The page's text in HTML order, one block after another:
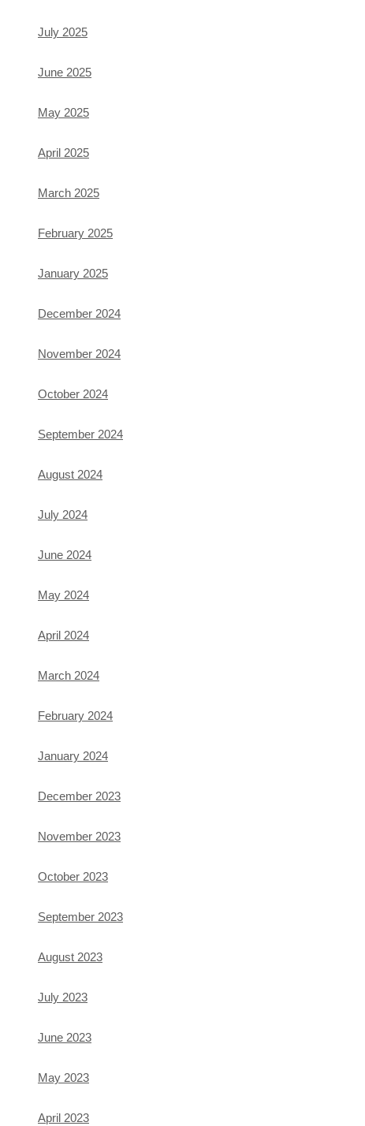
July 2025
June 2025
May 2025
April 2025
March 2025
February 2025
January 2025
December 2024
November 2024
October 2024
September 2024
August 2024
July 2024
June 2024
May 2024
April 2024
March 2024
February 2024
January 2024
December 2023
November 2023
October 2023
September 2023
August 2023
July 2023
June 2023
May 2023
April 2023